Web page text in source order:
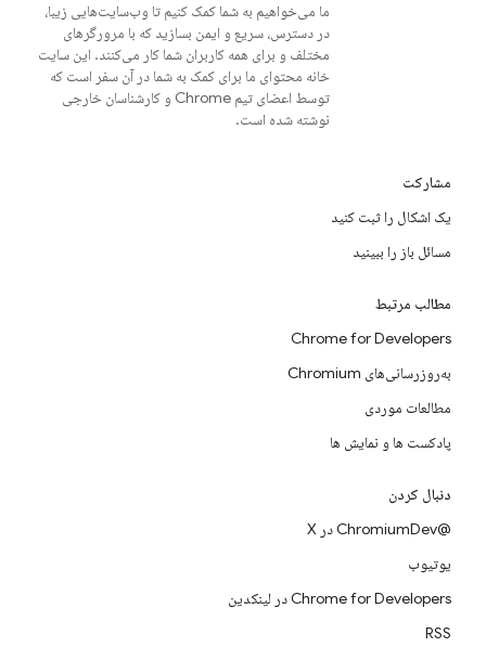
ما می‌خواهیم به شما کمک کنیم تا وب‌سایت‌هایی زیبا،
در دسترس، سریع و ایمن بسازید که با مرورگرهای
مختلف و برای همه کاربران شما کار می‌کنند. این سایت
خانه محتوای ما برای کمک به شما در آن سفر است که
توسط اعضای تیم Chrome و کارشناسان خارجی
نوشته شده است.
مشارکت
یک اشکال را ثبت کنید
مسائل باز را ببینید
مطالب مرتبط
Chrome for Developers
به‌روزرسانی‌های Chromium
مطالعات موردی
پادکست ها و نمایش ها
دنبال کردن
@ChromiumDev در X
یوتیوب
Chrome for Developers در لینکدین
RSS